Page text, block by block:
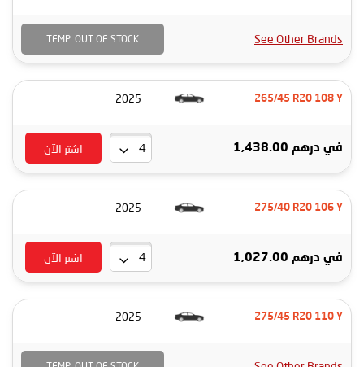
See Other Brands
TEMP. OUT OF STOCK
265/45 R20 108 Y
2025
في درهم 1,438.00 اشتر الآن
275/40 R20 106 Y
2025
في درهم 1,027.00 اشتر الآن
275/45 R20 110 Y
2025